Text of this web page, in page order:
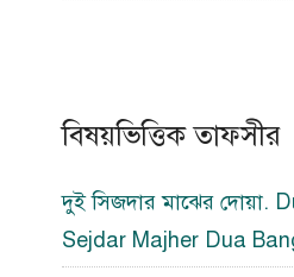
বিষয়ভিত্তিক তাফসীর
দুই সিজদার মাঝের দোয়া.
Sejdar Majher Dua